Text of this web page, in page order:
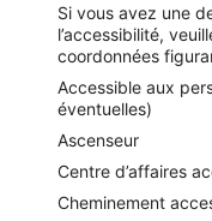
Si vous avez une
l’accessibilité,
coordonnées
Accessible aux
éventuelles)
Ascenseur
Centre d’affaires
Cheminement